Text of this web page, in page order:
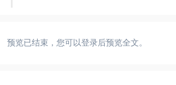
预览已结束，您可以登录后预览全文。